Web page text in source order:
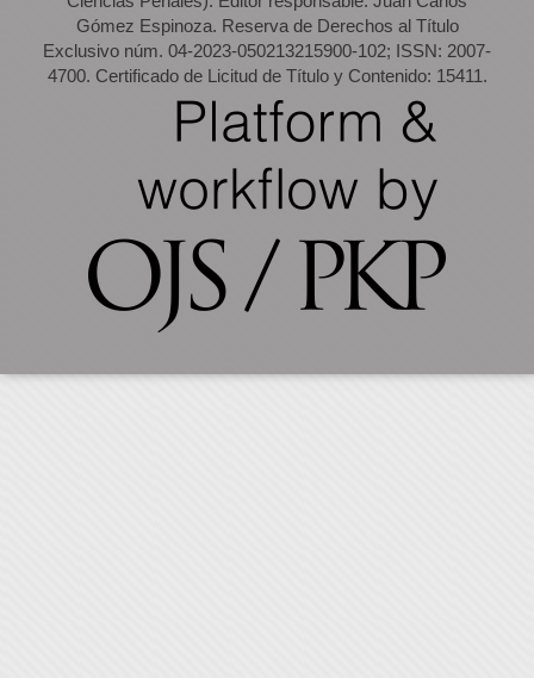
Gómez Espinoza. Reserva de Derechos al Título
Exclusivo núm. 04-2023-050213215900-102; ISSN: 2007-
4700. Certificado de Licitud de Título y Contenido: 15411.